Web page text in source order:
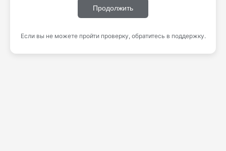
Продолжить
Если вы не можете пройти проверку, обратитесь в поддержку.